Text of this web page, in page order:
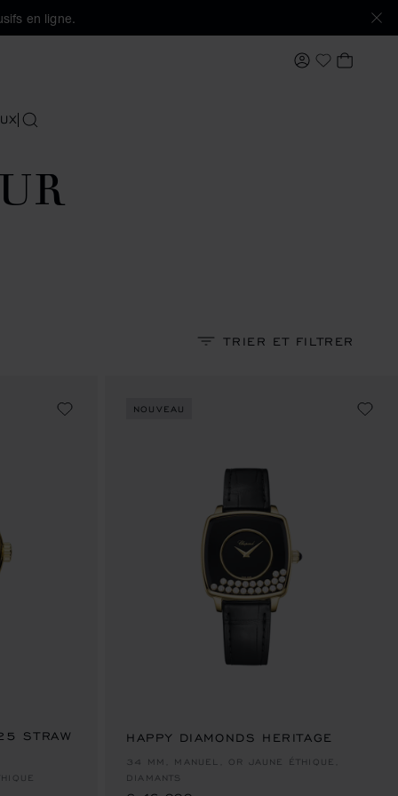
en ligne.
MON COMPTE
Ma Wishlist
MON
RECHERCHER
TRIER ET FILTRER
STRAW
NOUVEAU
HAPPY DIAMONDS HERITAGE
34 MM, MANUEL, OR JAUNE ÉTHIQUE,
DIAMANTS